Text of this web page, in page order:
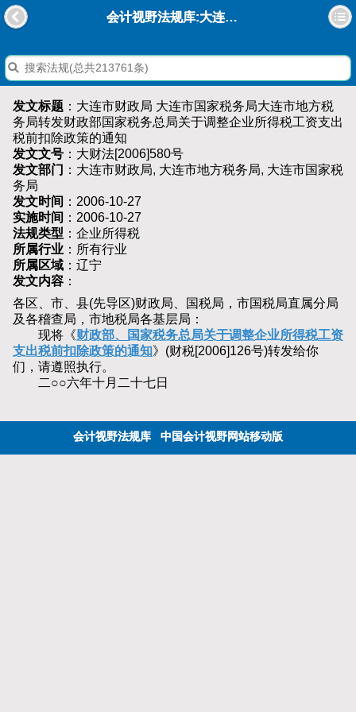
会计视野法规库:大连市财政局 大连市国家税务局大连市地方税务局转发财政部国家税务总局关于调整企业所得税工资支出税前扣除政策的通知
发文标题 ：大连市财政局 大连市国家税务局大连市地方税
务局转发财政部国家税务总局关于调整企业所得税工资支出
税前扣除政策的通知
发文文号 ：大财法[2006]580号
发文部门 ：大连市财政局, 大连市地方税务局, 大连市国家税
务局
发文时间 ：2006-10-27
实施时间 ：2006-10-27
法规类型 ：企业所得税
所属行业 ：所有行业
所属区域 ：辽宁
发文内容 ：
各区、市、县(先导区)财政局、国税局，市国税局直属分局
及各稽查局，市地税局各基层局：
现将《财政部、国家税务总局关于调整企业所得税工资
支出税前扣除政策的通知》(财税[2006]126号)转发给你
们，请遵照执行。
二○○六年十月二十七日
会计视野法规库 中国会计视野网站移动版